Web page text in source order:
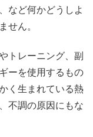
など何かどうしよ
せん。
トレーニング、副
ーを使用するもの
く生まれている熱
不調の原因にもな